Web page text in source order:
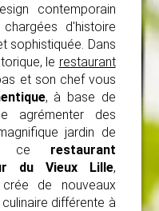
contemporain
d'histoire
sophistiquée. Dans
le restaurant
et son chef vous
, à base de
agrémenter des
jardin de
ce restaurant
du Vieux Lille,
de nouveaux
différente à